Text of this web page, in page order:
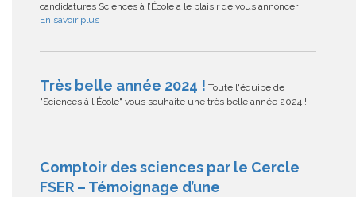
candidatures Sciences à l’École a le plaisir de vous annoncer
En savoir plus
Très belle année 2024 ! Toute l'équipe de
"Sciences à l'École" vous souhaite une très belle année 2024 !
Comptoir des sciences par le Cercle
FSER – Témoignage d’une